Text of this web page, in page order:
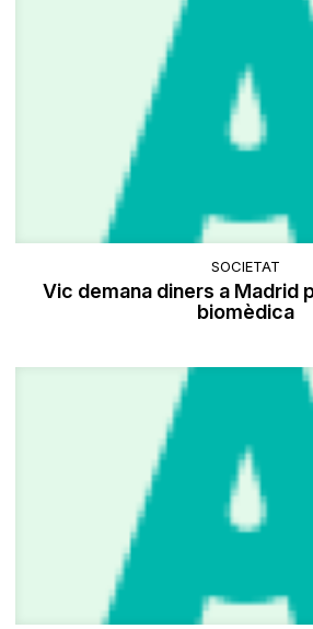
SOCIETAT
Vic demana diners a Madrid
biomèdica